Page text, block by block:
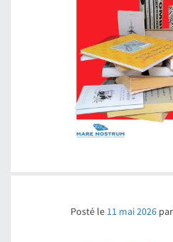
Posté le 11 mai 2026par